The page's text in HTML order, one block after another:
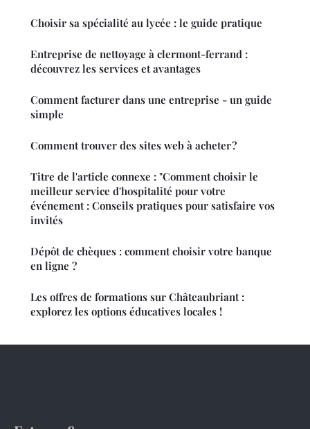
Choisir sa spécialité au lycée : le guide pratique
Entreprise de nettoyage à clermont-ferrand :
découvrez les services et avantages
Comment facturer dans une entreprise - un guide
simple
Comment trouver des sites web à acheter ?
Titre de l'article connexe : "Comment choisir le
meilleur service d'hospitalité pour votre
événement : Conseils pratiques pour satisfaire vos
invités
Dépôt de chèques : comment choisir votre banque
en ligne ?
Les offres de formations sur Châteaubriant :
explorez les options éducatives locales !